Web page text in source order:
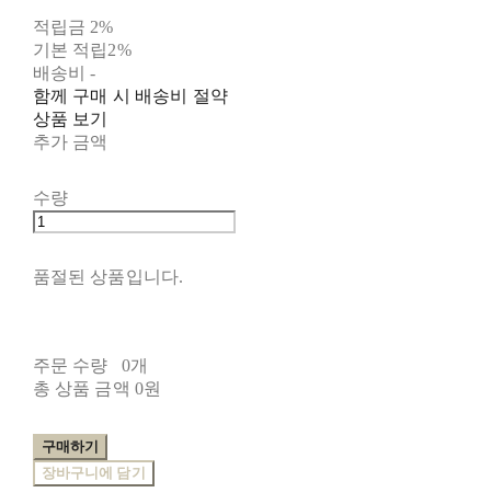
적립금 2%
기본 적립2%
배송비-
함께 구매 시 배송비 절약
상품 보기
추가 금액
수량
품절된 상품입니다.
주문 수량
0개
총 상품 금액 0원
구매하기
장바구니에 담기